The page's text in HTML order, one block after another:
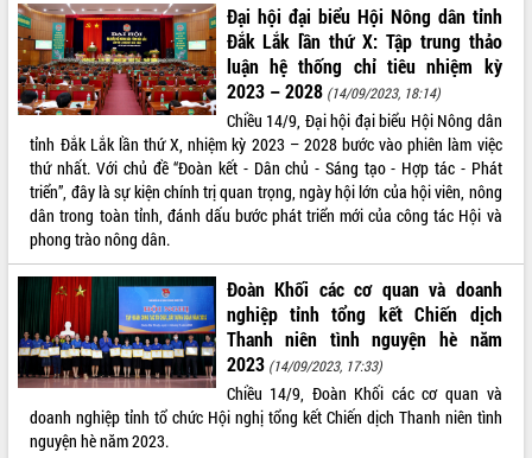
Quyết liệt tháo gỡ vướng mắc, đẩy
nhanh tiến độ các dự án trọng điểm
trong Khu kinh tế Nam Phú Yên
Hòn Yến phát triển du lịch gắn với bảo
tồn biển
Lấy ý kiến điều chỉnh Quy hoạch tỉnh
Đắk Lắk thời kỳ 2021-2030, tầm nhìn
đến năm 2050
Phát động chiến dịch 30 ngày đêm
giải phóng mặt bằng Tuyến đường bộ
ven biển
Đắk Lắk nỗ lực thúc đẩy tăng trưởng
kinh tế từ 10% trở lên trong Quý
II/2026
Đắk Lắk ký kết thỏa thuận hợp tác về
chuyển đổi số giai đoạn 2026 – 2030
với Tập đoàn Bưu chính Viễn thông
Việt Nam
Đại hội đại biểu Hội Nông dân tỉnh
Đắk Lắk lần thứ X: Tập trung thảo
luận hệ thống chỉ tiêu nhiệm kỳ
2023 – 2028 (14/09/2023, 18:14)
Chiều 14/9, Đại hội đại biểu Hội Nông dân
tỉnh Đắk Lắk lần thứ X, nhiệm kỳ 2023 – 2028 bước vào phiên làm việc
thứ nhất. Với chủ đề “Đoàn kết - Dân chủ - Sáng tạo - Hợp tác - Phát
triển”, đây là sự kiện chính trị quan trọng, ngày hội lớn của hội viên, nông
dân trong toàn tỉnh, đánh dấu bước phát triển mới của công tác Hội và
phong trào nông dân.
Đoàn Khối các cơ quan và doanh
nghiệp tỉnh tổng kết Chiến dịch
Thanh niên tình nguyện hè năm
2023 (14/09/2023, 17:33)
Chiều 14/9, Đoàn Khối các cơ quan và
doanh nghiệp tỉnh tổ chức Hội nghị tổng kết Chiến dịch Thanh niên tình
nguyện hè năm 2023.